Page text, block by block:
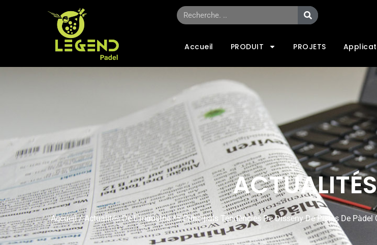
Accueil PRODUIT PROJETS
ACTUALITÉS
Accueil/Actualités De L'industrie*5 Principals Tendències De Disseny De Pistes De